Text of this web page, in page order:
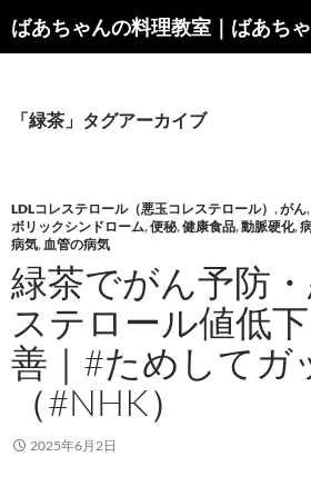
ン
ッ
プ
索
「緑茶」タグアーカイブ
LDLコレステロール（悪玉コレステロール） ,がん,
ボリックシンドローム,便秘,健康食品,動脈硬化,
病気,血管の病気
緑茶でがん予防
ステロール値低
善｜#ためしてガ
（#NHK）
2025年6月2日